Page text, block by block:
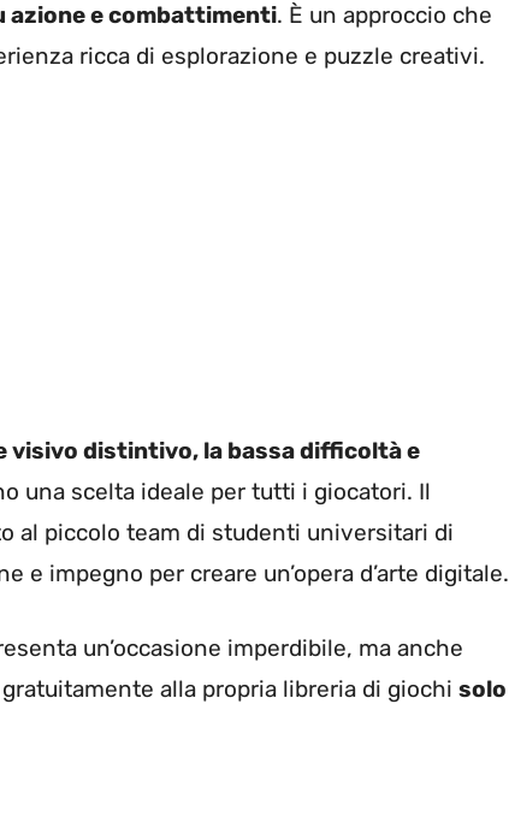
azione e combattimenti. È un approccio che
ricca di esplorazione e puzzle creativi.
visivo distintivo, la bassa difficoltà e
una scelta ideale per tutti i giocatori. Il
al piccolo team di studenti universitari di
e impegno per creare un’opera d’arte digitale.
un’occasione imperdibile, ma anche
alla propria libreria di giochi solo